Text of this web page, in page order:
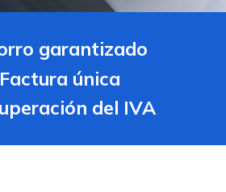
garantizado
Factura única
del IVA